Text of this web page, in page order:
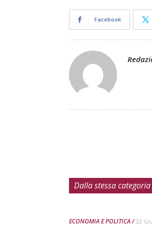
Facebook
Dalla stessa categoria
ECONOMIA E POLITICA 22